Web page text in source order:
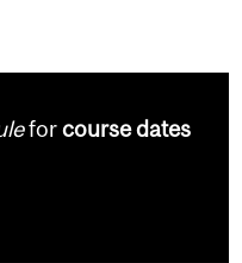
forcourse dates